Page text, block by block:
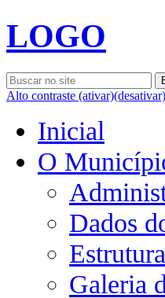
LOGO
Alto contraste (ativar)(desativar)
Inicial
O
Dados
Galeria